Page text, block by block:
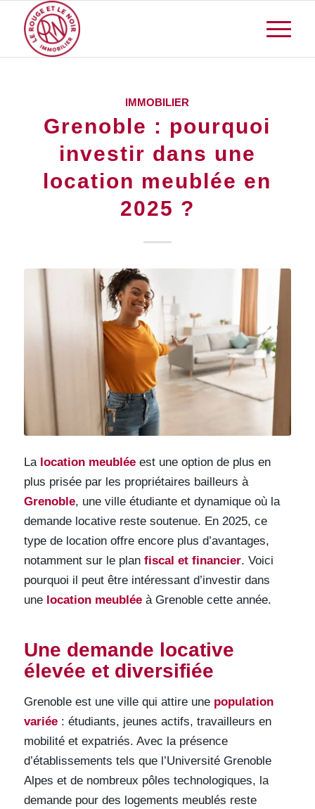
IMMOBILIER
Grenoble : pourquoi
investir dans une
location meublée en
2025 ?
La location meubléeest une option de plus en
plus prisée par les propriétaires bailleurs à
Grenoble, une ville étudiante et dynamique où la
demande locative reste soutenue. En 2025, ce
type de location offre encore plus d’avantages,
notamment sur le plan fiscal et financier. Voici
pourquoi il peut être intéressant d’investir dans
une location meubléeà Grenoble cette année.
Une demande locative
élevée et diversifiée
Grenoble est une ville qui attire une population
variée: étudiants, jeunes actifs, travailleurs en
mobilité et expatriés. Avec la présence
d’établissements tels que l’Université Grenoble
Alpes et de nombreux pôles technologiques, la
demande pour des logements meublés reste